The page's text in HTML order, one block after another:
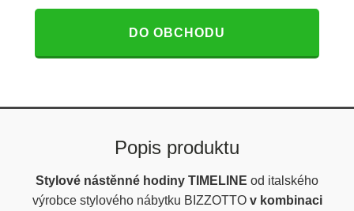
DO OBCHODU
Popis produktu
Stylové nástěnné hodiny TIMELINE od italského
výrobce stylového nábytku BIZZOTTO v kombinaci